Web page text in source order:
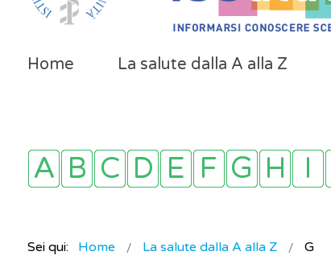
Home La salute dalla A alla Z
Sei qui: Home La salute dalla A alla Z G